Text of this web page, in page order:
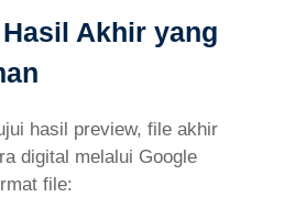
Akhir yang
hasil preview, file akhir
digital melalui Google
file: